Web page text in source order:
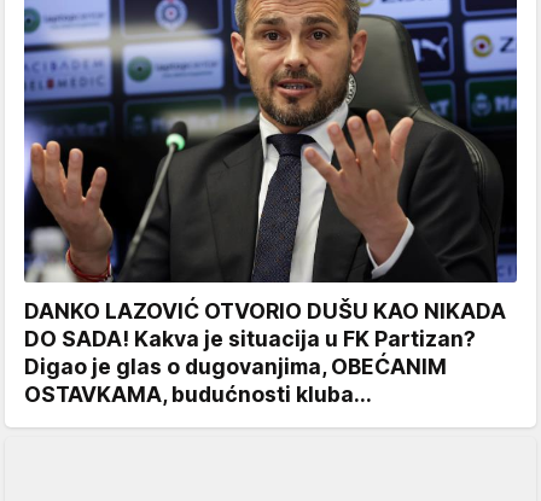
DANKO LAZOVIĆ OTVORIO DUŠU KAO NIKADA
DO SADA! Kakva je situacija u FK Partizan?
Digao je glas o dugovanjima, OBEĆANIM
OSTAVKAMA, budućnosti kluba...